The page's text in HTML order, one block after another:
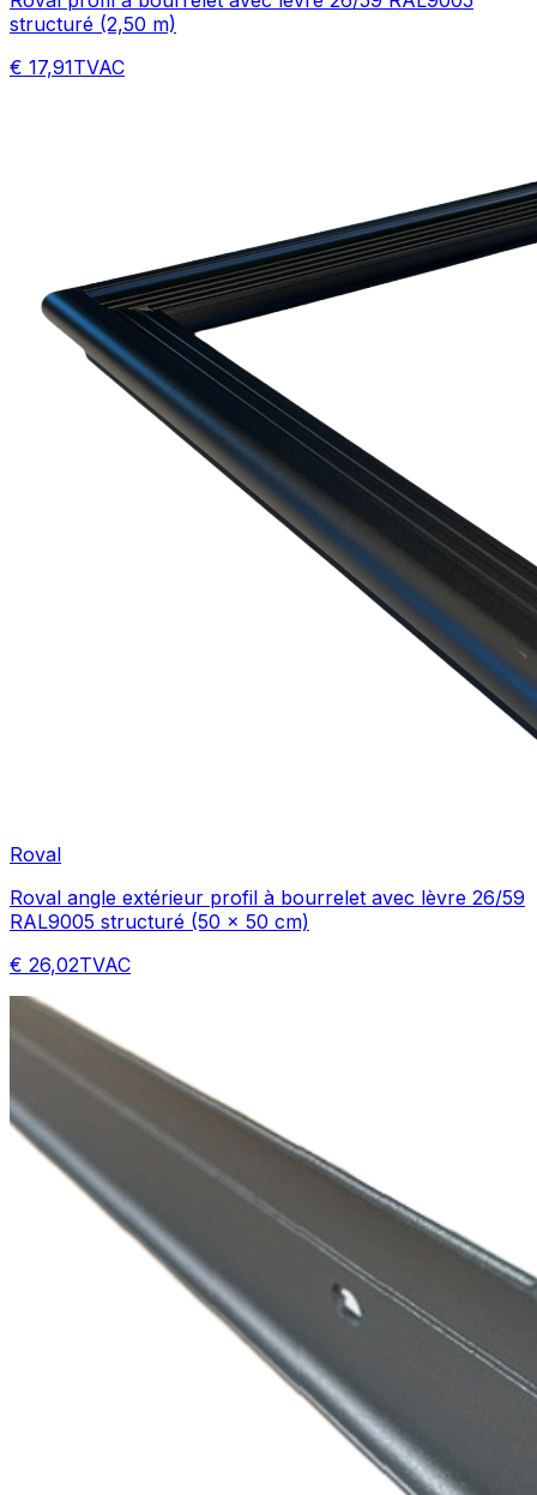
structuré (2,50 m)
€ 17,91TVAC
Roval
Roval angle extérieur profil à bourrelet avec lèvre 26/59
RAL9005 structuré (50 x 50 cm)
€ 26,02TVAC